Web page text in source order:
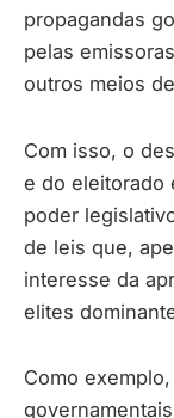
propagandas
pelas
outros meios
Com isso, o
e do eleitorado
poder
de leis que,
interesse da
elites
Como